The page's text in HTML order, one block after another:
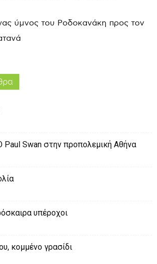
ύμνος του Ροδοκανάκη προς τον
Paul Swan στην προπολεμική Αθήνα
υπέροχοι
κομμένο γρασίδι